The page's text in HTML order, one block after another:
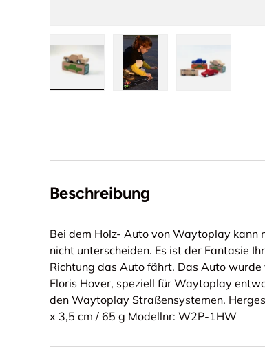
Beschreibung
Bei dem Holz- Auto von Waytoplay kann
nicht unterscheiden. Es ist der Fantasie
Richtung das Auto fährt. Das Auto
Floris Hover, speziell für Waytoplay
den Waytoplay Straßensystemen.
x 3,5 cm / 65 g Modellnr: W2P-1HW